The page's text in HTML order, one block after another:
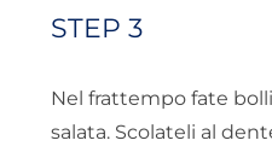
STEP 3
Nel frattempo fate
salata. Scolateli al